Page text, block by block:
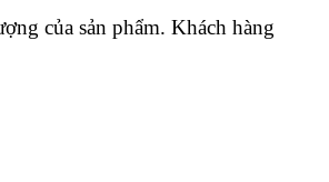
của sản phẩm. Khách hàng